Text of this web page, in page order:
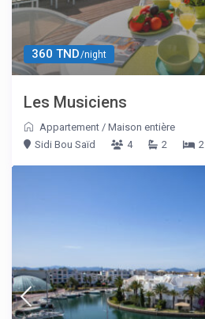
360 TND/night
Les Musiciens
Appartement /Maison entière
Sidi Bou Saïd
4 2 2